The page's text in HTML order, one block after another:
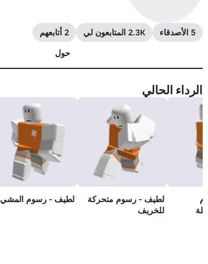
5 الأصدقاء 2.3K المتابعون لي
2 أتابعهم
حول
الرداء الحالي
لطيف - رسوم متحركة
للخريف
لطيف - رسوم المشي